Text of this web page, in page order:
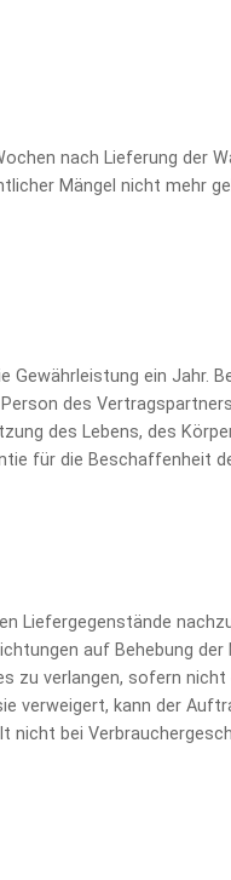
nach Lieferung der
Mängel nicht mehr
ein Jahr.
des
des Lebens, des
für die Beschaffenheit
Liefergegenstände
auf Behebung
zu verlangen, sofern
verweigert, kann der
bei